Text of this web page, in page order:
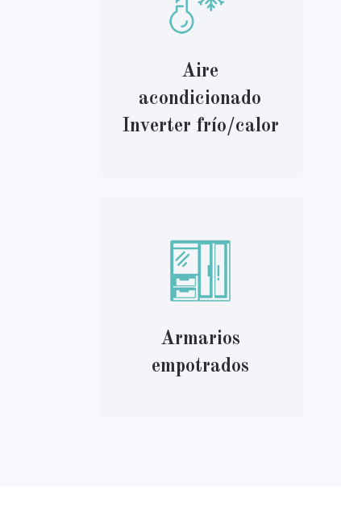
Aire
acondicionado
Inverter frío/calor
Armarios
empotrados